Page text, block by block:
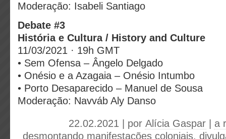
Moderação: Isabeli Santiago
Debate #3
História e Cultura / History and Culture
11/03/2021 · 19h GMT
• Sem Ofensa – Ângelo Delgado
• Onésio e a Azagaia – Onésio Intumbo
• Porto Desaparecido – Manuel de Sousa
Moderação: Navváb Aly Danso
22.02.2021 | por Alícia Gaspar
a
desmontando manifestações coloniais,